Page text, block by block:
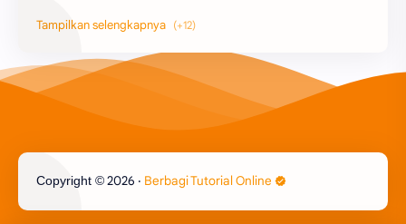
Komputer
Printer
Canon Berbagi Template
CoralDraw Windows OS
Copyright © 2026 ‧ Berbagi Tutorial Online